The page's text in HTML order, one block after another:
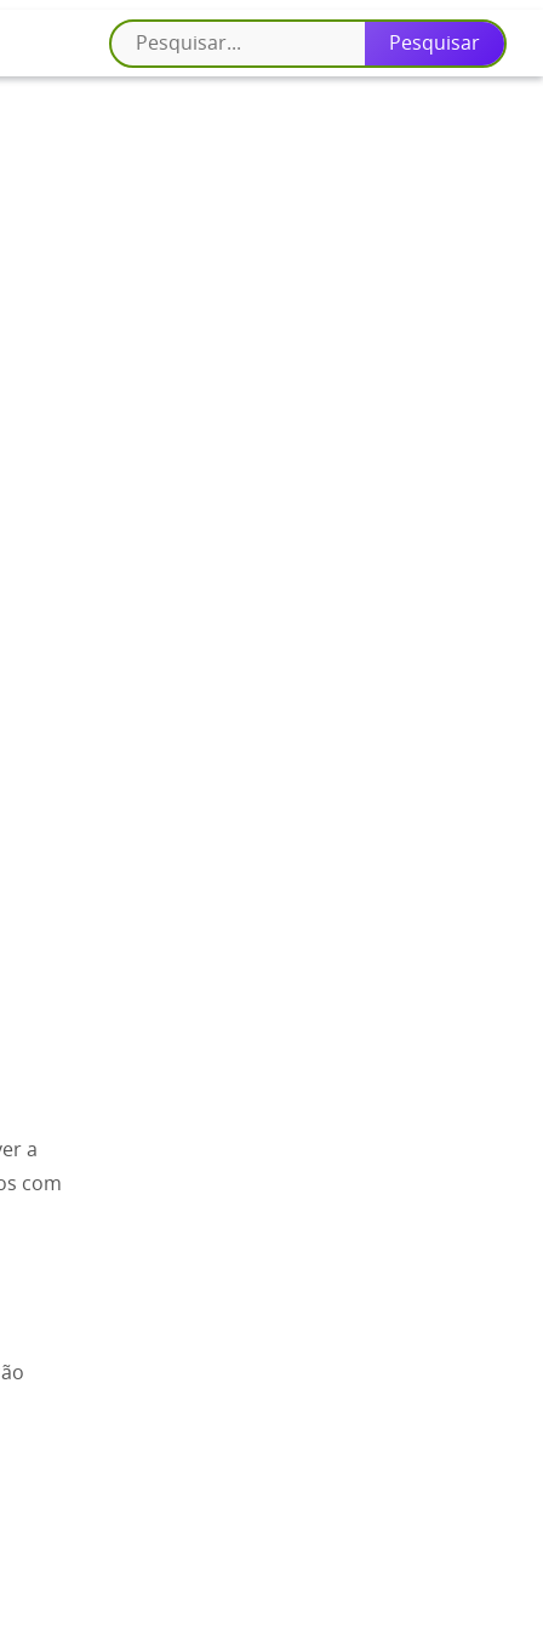
a
com